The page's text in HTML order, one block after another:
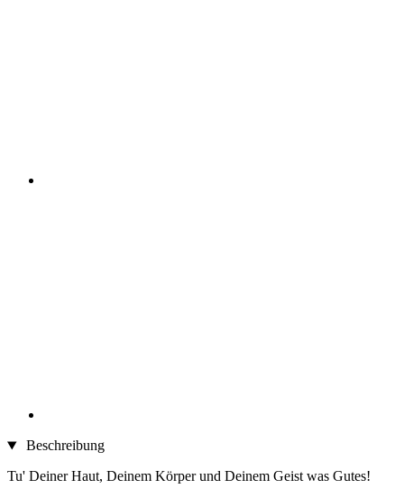
Beschreibung
Tu' Deiner Haut, Deinem Körper und Deinem Geist was Gutes!